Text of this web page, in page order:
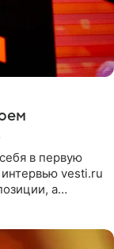
в первую
vesti.ru
а